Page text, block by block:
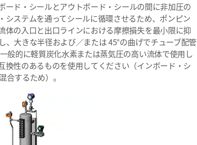
ード・シールとアウトボード・シールの間に非加圧の
システムを通ってシールに循環させるため、ポンピン
体の入口と出口ラインにおける摩擦損失を最小限に抑
、大きな半径および／または 45°の曲げでチューブ配管
般的に軽質炭化水素または蒸気圧の高い流体で使用し
換性のあるものを使用してください（インボード・シ
合するため）。